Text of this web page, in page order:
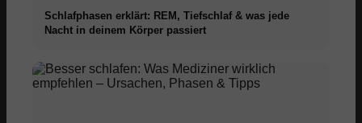
Schlafphasen erklärt: REM, Tiefschlaf & was jede
Nacht in deinem Körper passiert